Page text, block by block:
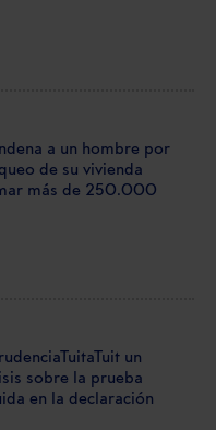
a un hombre por
de su vivienda
más de 250.000
un
sobre la prueba
en la declaración